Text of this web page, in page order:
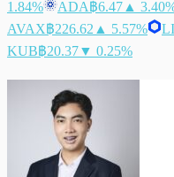
1.84%
ADA฿6.47 ▲
AVAX฿226.62 ▲ 5.57%
KUB฿20.37▼ 0.25%